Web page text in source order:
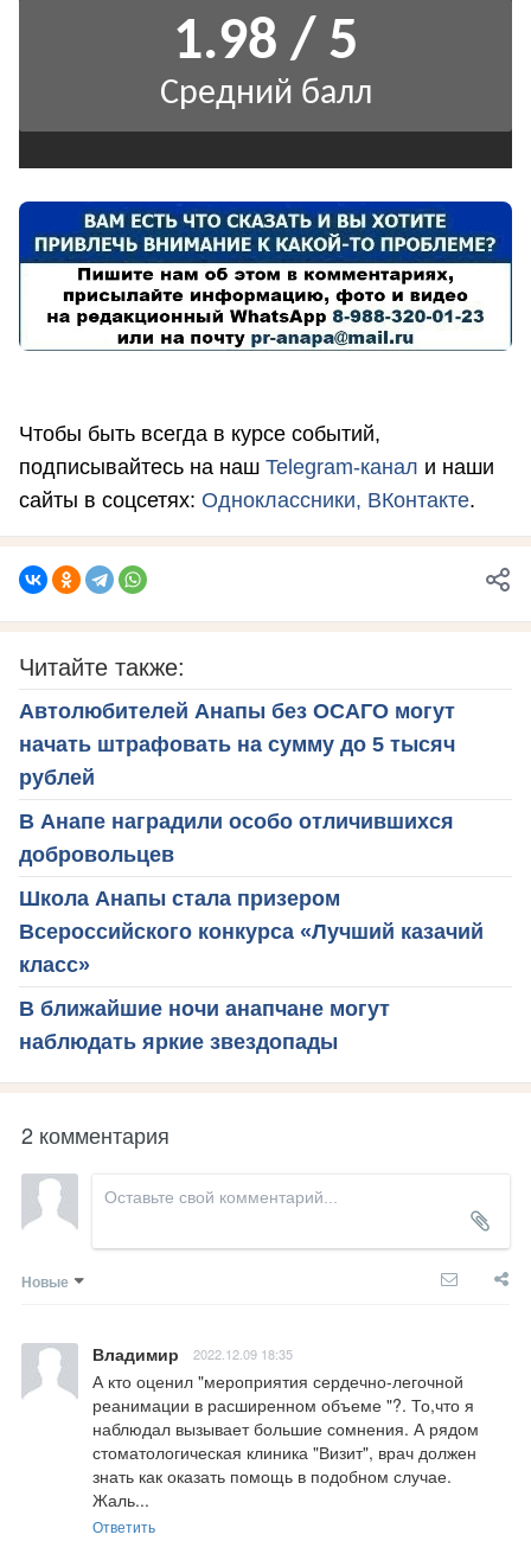
Чтобы быть всегда в курсе событий,
подписывайтесь на наш Telegram-канал и наши
сайты в соцсетях: Одноклассники, ВКонтакте.
Читайте также:
Автолюбителей Анапы без ОСАГО могут
начать штрафовать на сумму до 5 тысяч
рублей
В Анапе наградили особо отличившихся
добровольцев
Школа Анапы стала призером
Всероссийского конкурса «Лучший казачий
класс»
В ближайшие ночи анапчане могут
наблюдать яркие звездопады
2 комментария
Новые
Владимир 2022.12.09 18:35
А кто оценил "мероприятия сердечно-легочной
реанимации в расширенном объеме "?. То,что я
наблюдал вызывает большие сомнения. А рядом
стоматологическая клиника "Визит", врач должен
знать как оказать помощь в подобном случае.
Жаль...
Ответить